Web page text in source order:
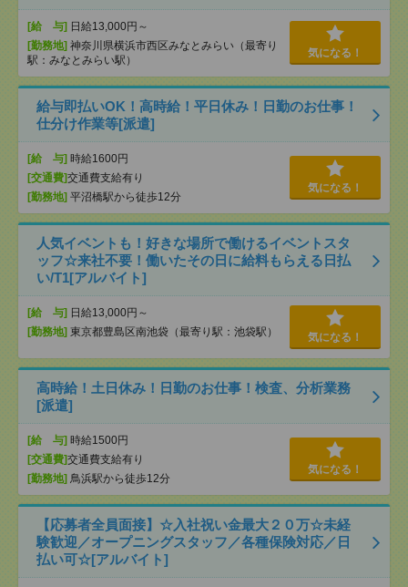
[給 与] 日給13,000円～
[勤務地] 神奈川県横浜市西区みなとみらい（最寄り
駅：みなとみらい駅）
気になる！
給与即払いOK！高時給！平日休み！日勤のお仕事！
仕分け作業等[派遣]
[給 与] 時給1600円
[交通費]交通費支給有り
[勤務地] 平沼橋駅から徒歩12分
気になる！
人気イベントも！好きな場所で働けるイベントスタ
ッフ☆来社不要！働いたその日に給料もらえる日払
い/T1[アルバイト]
[給 与] 日給13,000円～
[勤務地] 東京都豊島区南池袋（最寄り駅：池袋駅） 気になる！
高時給！土日休み！日勤のお仕事！検査、分析業務
[派遣]
[給 与] 時給1500円
[交通費]交通費支給有り
[勤務地] 鳥浜駅から徒歩12分
気になる！
【応募者全員面接】☆入社祝い金最大２０万☆未経
験歓迎／オープニングスタッフ／各種保険対応／日
払い可☆[アルバイト]